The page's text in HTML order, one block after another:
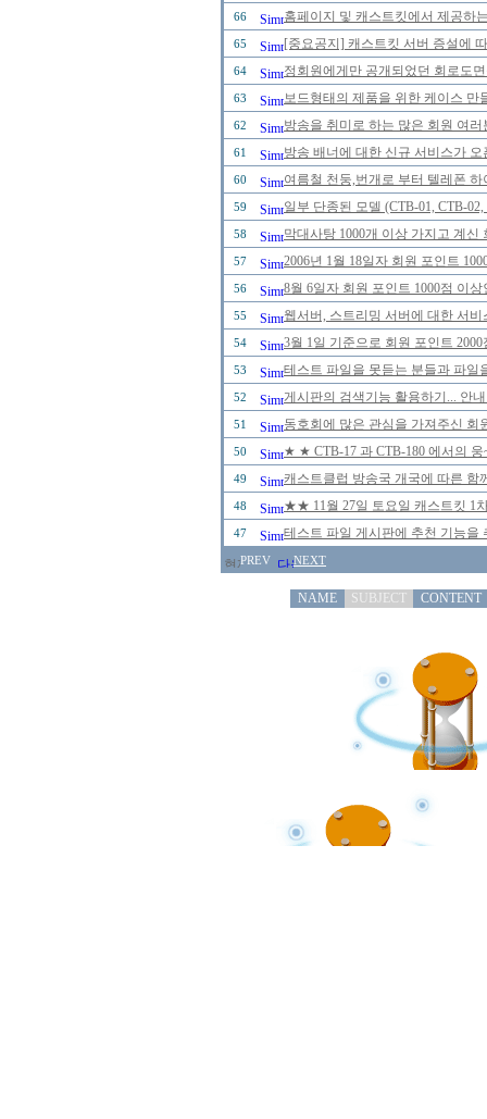
66 홈페이지 및 캐스트킷에서 제공하
65 [중요공지] 캐스트킷 서버 증설에
64 정회원에게만 공개되었던 회로도
63 보드형태의 제품을 위한 케이스 만
62 방송을 취미로 하는 많은 회원 여
61 방송 배너에 대한 신규 서비스가
60 여름철 천둥,번개로 부터 텔레폰
59 일부 단종된 모델 (CTB-01, CTB-
58 막대사탕 1000개 이상 가지고 계
57 2006년 1월 18일자 회원 포인트
56 8월 6일자 회원 포인트 1000점 이
55 웹서버, 스트리밍 서버에 대한 서
54 3월 1일 기준으로 회원 포인트
53 테스트 파일을 못듣는 분들과 파
52 게시판의 검색기능 활용하기... 안
51 동호회에 많은 관심을 가져주신
50 ★ ★ CTB-17 과 CTB-180 에서의
49 캐스트클럽 방송국 개국에 따른
48 ★★ 11월 27일 토요일 캐스트킷
47 테스트 파일 게시판에 추천 기능
PREV NEXT